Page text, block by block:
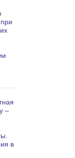
–
в